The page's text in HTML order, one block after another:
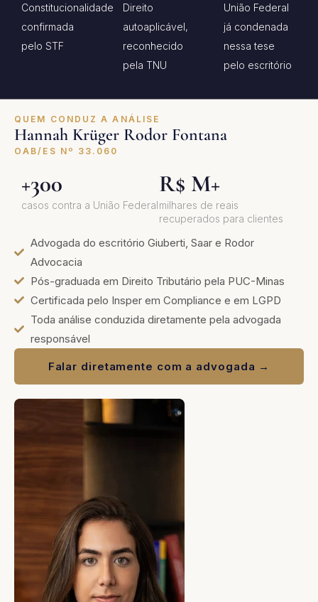
Constitucionalidade
confirmada
pelo STF
Direito
autoaplicável,
reconhecido
pela TNU
União Federal
já condenada
nessa tese
pelo escritório
QUEM CONDUZ A ANÁLISE
Hannah Krüger Rodor Fontana
OAB/ES Nº 33.060
+300
casos contra a União Federal
R$ M+
milhares de reais
recuperados para clientes
Advogada do escritório Giuberti, Saar e Rodor
Advocacia
Pós-graduada em Direito Tributário pela PUC-Minas
Certificada pelo Insper em Compliance e em LGPD
Toda análise conduzida diretamente pela advogada
responsável
Falar diretamente com a advogada →